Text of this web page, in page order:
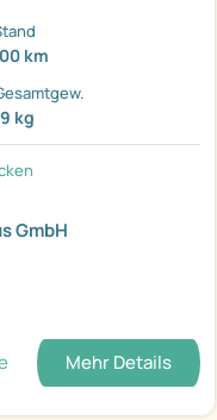
km
kg
GmbH
Mehr Details